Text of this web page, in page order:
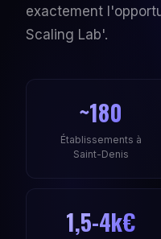
exactement
Scaling Lab'.
~180
Établissements à
Saint-Denis
1,5-4k€